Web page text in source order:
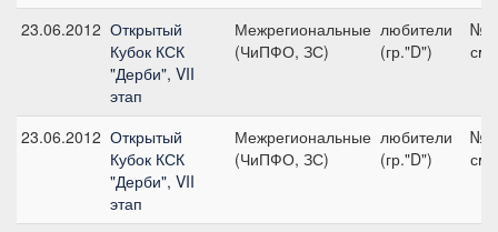
23.06.2012 Открытый
Кубок КСК
"Дерби", VII
этап
Межрегиональные
(ЧиПФО, ЗС)
любители
(гр."D")
см
23.06.2012 Открытый
Кубок КСК
"Дерби", VII
этап
Межрегиональные
(ЧиПФО, ЗС)
любители
(гр."D")
см